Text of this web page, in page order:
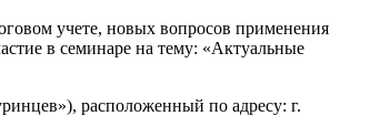
учете, новых вопросов применения
в семинаре на тему: «Актуальные
расположенный по адресу: г.